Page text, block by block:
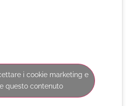
i cookie marketing e
questo contenuto